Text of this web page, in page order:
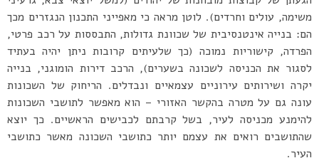
משימה, עולים וחרדים). לוטן מראה כי מאפייני התכנון הנגזרים מכך
הם: בנייה אינטנסיבית של שכוונת גדולות, התבססות על רכב פרטי,
הפרדה, קישוריות נמוכה (כך שלעיתים קרובות ניתן יהיה בעתיד
לסגור את הכניסה לשכונה בשערים), הרכב דירות הומוגני, בנייה
יקרה ושירותים עירוניים עצמאיים ונבדלים. הריחוק של השכונות
עונה גם על מטרה בהקשר האזורי – הוא מאפשר לתושבי השכונות
להימנע מכניסה לעיר, בשל קרבתם לכבישים הראשיים. כך יוצא
שהתושבים רואים את עצמם יותר כתושבי השכונה מאשר כתושבי
העיר.